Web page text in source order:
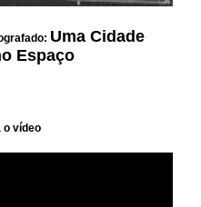
Uma Cidade
Espaço
o vídeo